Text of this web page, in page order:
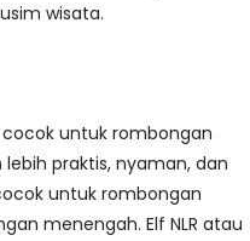
wisata.
cocok untuk rombongan
praktis, nyaman, dan
untuk rombongan
menengah. Elf NLR atau